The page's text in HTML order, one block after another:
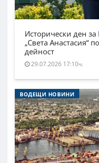
Исторически ден за
„Света Анастасия“
дейност
29.07.2026 17:10ч.
ВОДЕЩИ НОВИНИ